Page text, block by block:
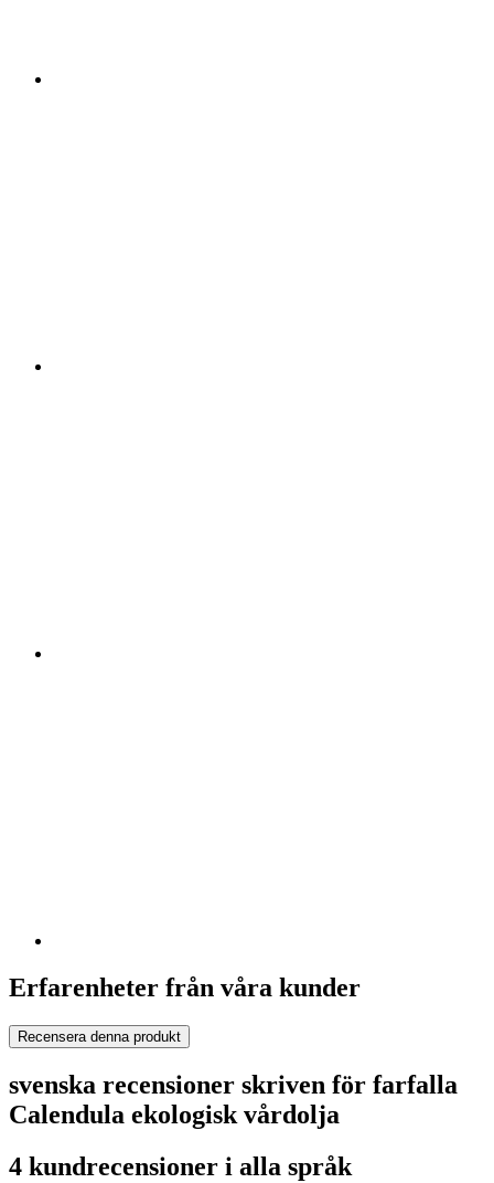
Erfarenheter från våra kunder
Recensera denna produkt
svenska recensioner skriven för farfalla
Calendula ekologisk vårdolja
4 kundrecensioner i alla språk